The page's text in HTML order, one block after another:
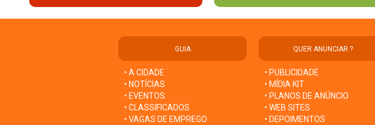
GUIA
• A CIDADE
• NOTÍCIAS
• EVENTOS
• CLASSIFICADOS
• VAGAS DE EMPREGO
QUER ANUNCIAR ?
• PUBLICIDADE
• MÍDIA KIT
• PLANOS DE ANÚNCIO
• WEB SITES
• DEPOIMENTOS